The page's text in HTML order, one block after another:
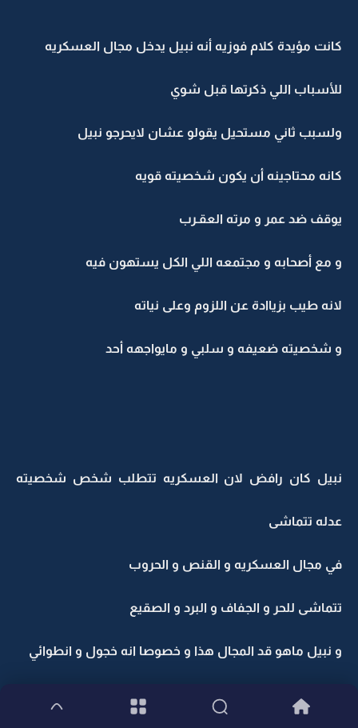
كانت مؤيدة كلام فوزيه أنه نبيل يدخل مجال العسكريه
للأسباب اللي ذكرتها قبل شوي
ولسبب ثاني مستحيل يقولو عشان لايحرجو نبيل
كانه محتاجينه أن يكون شخصيته قويه
يوقف ضد عمر و مرته العقـرب
و مع أصحابه و مجتمعه اللي الكل يستهون فيه
لانه طيب بزياادة عن اللزوم وعلى نياته
و شخصيته ضعيفه و سلبي و مايواجهه أحد
نبيل كان رافض لان العسكريه تتطلب شخص شخصيته
عدله تتماشى
في مجال العسكريه و القنص و الحروب
تتماشى للحر و الجفاف و البرد و الصقيع
و نبيل ماهو قد المجال هذا و خصوصا انه خجول و انطوائي